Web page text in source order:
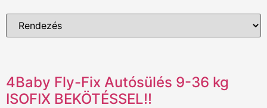
4Baby Fly-Fix Autósülés 9-36 kg
ISOFIX BEKÖTÉSSEL!!